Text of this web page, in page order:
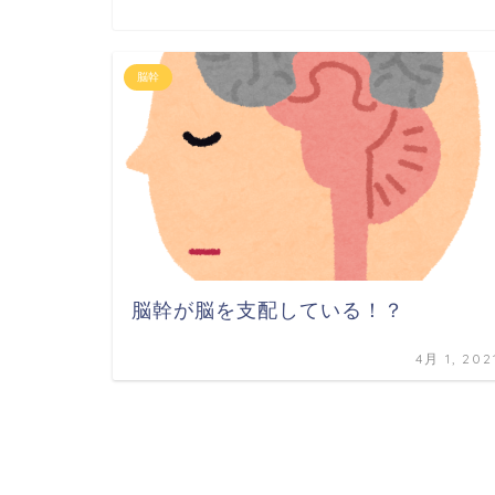
脳幹
脳幹が脳を支配している！？
4月 1,